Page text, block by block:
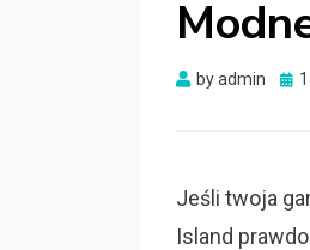
byadmin
Jeśli twoja
Island